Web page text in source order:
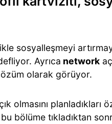
sosyalleşmeyi
Ayrıca network
olarak görüyor.
olmasını planladıkları
bu bölüme tıkladıktan